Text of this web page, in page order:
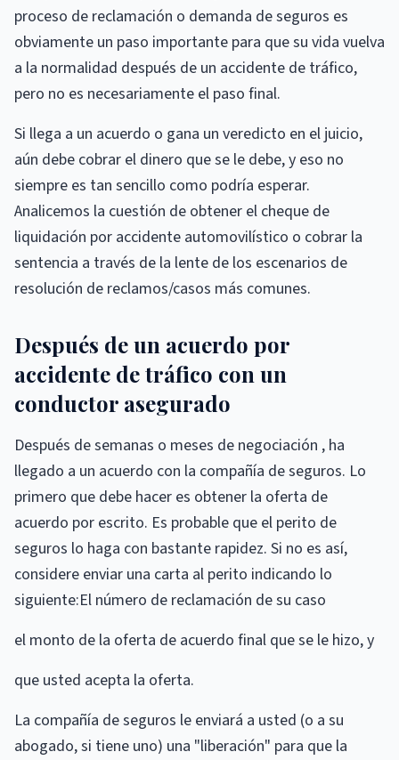
proceso de reclamación o demanda de seguros es
obviamente un paso importante para que su vida vuelva
a la normalidad después de un accidente de tráfico,
pero no es necesariamente el paso final.
Si llega a un acuerdo o gana un veredicto en el juicio,
aún debe cobrar el dinero que se le debe, y eso no
siempre es tan sencillo como podría esperar.
Analicemos la cuestión de obtener el cheque de
liquidación por accidente automovilístico o cobrar la
sentencia a través de la lente de los escenarios de
resolución de reclamos/casos más comunes.
Después de un acuerdo por
accidente de tráfico con un
conductor asegurado
Después de semanas o meses de negociación , ha
llegado a un acuerdo con la compañía de seguros. Lo
primero que debe hacer es obtener la oferta de
acuerdo por escrito. Es probable que el perito de
seguros lo haga con bastante rapidez. Si no es así,
considere enviar una carta al perito indicando lo
siguiente:El número de reclamación de su caso
el monto de la oferta de acuerdo final que se le hizo, y
que usted acepta la oferta.
La compañía de seguros le enviará a usted (o a su
abogado, si tiene uno) una "liberación" para que la